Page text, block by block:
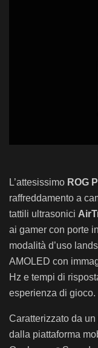
L’attesissimo ROG
raffreddamento a
tattili ultrasonici
ai gamer con porte
modalità d’uso
AMOLED con
Hz e tempi di
esperienza di gioco.
Caratterizzato da
dalla piattaforma